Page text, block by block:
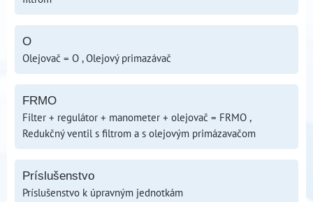
O
Olejovač = O , Olejový primazávač
FRMO
Filter + regulátor + manometer + olejovač = FRMO ,
Redukčný ventil s filtrom a s olejovým primázavačom
Príslušenstvo
Príslušenstvo k úpravným jednotkám